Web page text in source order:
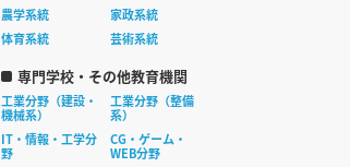
農学系統
家政系統
体育系統
芸術系統
専門学校・その他教育機関
工業分野（建設・
機械系）
工業分野（整備
系）
IT・情報・工学分
野
CG・ゲーム・
WEB分野